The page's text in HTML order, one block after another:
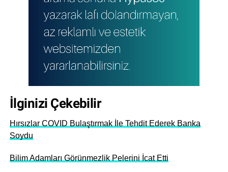
İlginizi Çekebilir
Hırsızlar COVID Bulaştırmak İle Tehdit Ederek Banka
Soydu
Bilim Adamları Görünmezlik Pelerini İcat Etti